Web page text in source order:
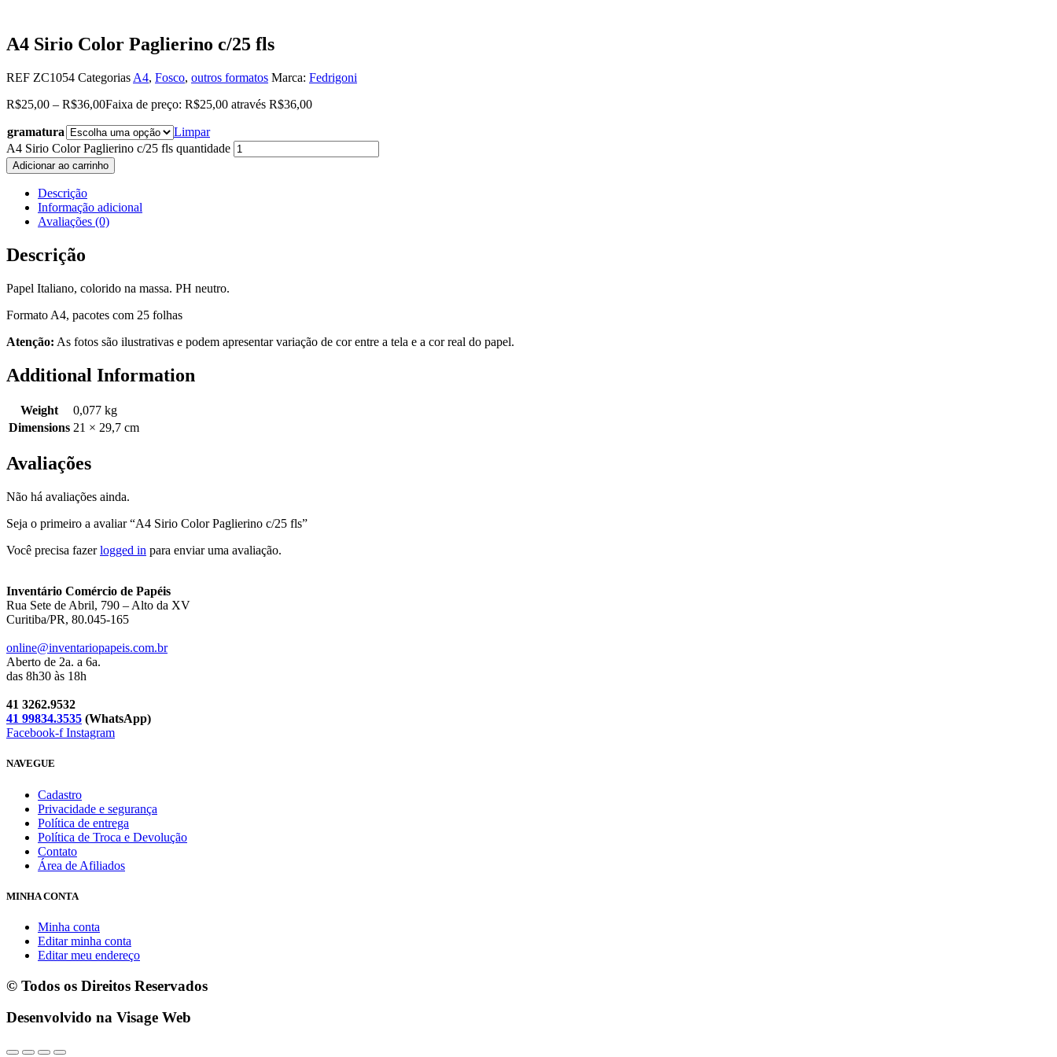
A4 Sirio Color Paglierino c/25 fls
REF ZC1054 Categorias A4, Fosco, outros formatos Marca: Fedrigoni
R$25,00 – R$36,00Faixa de preço: R$25,00 através R$36,00
gramatura
Limpar
A4 Sirio Color Paglierino c/25 fls quantidade
Adicionar ao carrinho
Descrição
Informação adicional
Avaliações (0)
Descrição
Papel Italiano, colorido na massa. PH neutro.
Formato A4, pacotes com 25 folhas
Atenção: As fotos são ilustrativas e podem apresentar variação de cor entre a tela e a cor real do papel.
Additional Information
Weight
0,077 kg
Dimensions 21 × 29,7 cm
Avaliações
Não há avaliações ainda.
Seja o primeiro a avaliar “A4 Sirio Color Paglierino c/25 fls”
Você precisa fazerlogged in para enviar uma avaliação.
Inventário Comércio de Papéis
Rua Sete de Abril, 790 – Alto da XV
Curitiba/PR, 80.045-165
online@inventariopapeis.com.br
Aberto de 2a. a 6a.
das 8h30 às 18h
41 3262.9532
41 99834.3535 (WhatsApp)
Facebook-f Instagram
NAVEGUE
Cadastro
Privacidade e segurança
Política de entrega
Política de Troca e Devolução
Contato
Área de Afiliados
MINHA CONTA
Minha conta
Editar minha conta
Editar meu endereço
© Todos os Direitos Reservados
Desenvolvido na Visage Web